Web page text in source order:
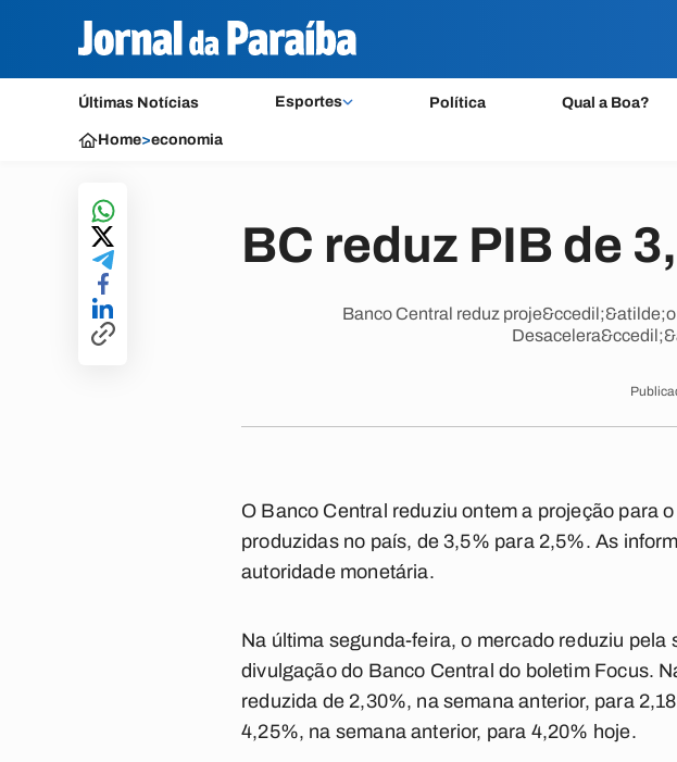
Últimas Notícias Esportes Política Qual a Boa?
Home>economia
BC reduz PIB de
Banco Central reduz
O Banco Central reduziu ontem a projeção para
produzidas no país, de 3,5% para 2,5%. As
autoridade monetária.
Na última segunda-feira, o mercado reduziu
divulgação do Banco Central do boletim Focus.
reduzida de 2,30%, na semana anterior, para
4,25%, na semana anterior, para 4,20% hoje.